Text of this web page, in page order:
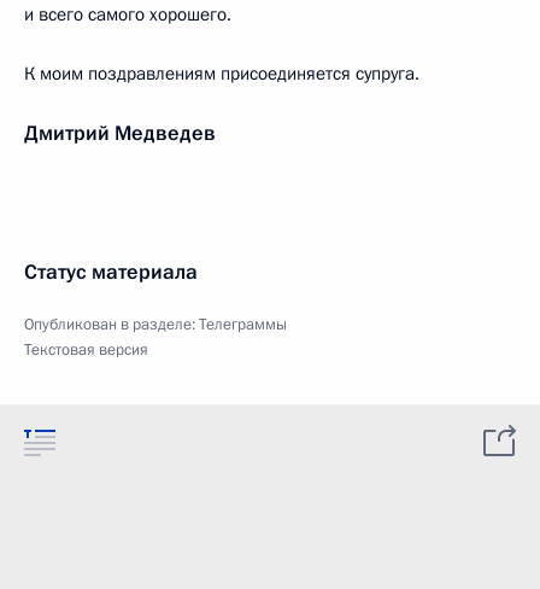
и всего самого хорошего.
К моим поздравлениям присоединяется супруга.
Дмитрий Медведев
Статус материала
Опубликован в разделе:Телеграммы
Текстовая версия